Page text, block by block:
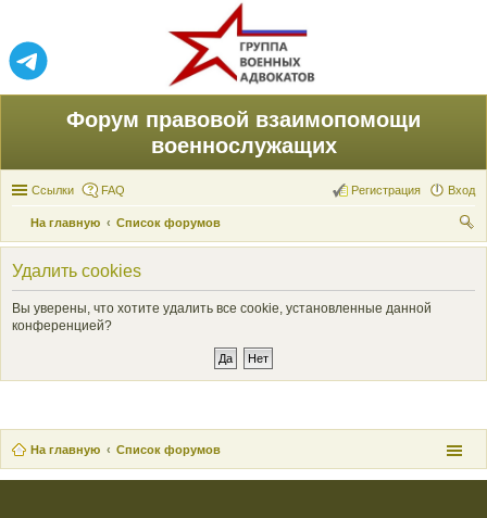
Форум правовой взаимопомощи
военнослужащих
Ссылки FAQ Вход
Регистрация
На главную
Список форумов
ои
Удалить cookies
Вы уверены, что хотите удалить все cookie, установленные данной
конференцией?
На главную Список форумов